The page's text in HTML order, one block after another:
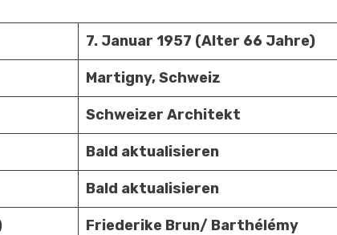
7. Januar 1957 (Alter 66 Jahre)
Martigny, Schweiz
Schweizer Architekt
Bald aktualisieren
Bald aktualisieren
Friederike Brun/ Barthélémy